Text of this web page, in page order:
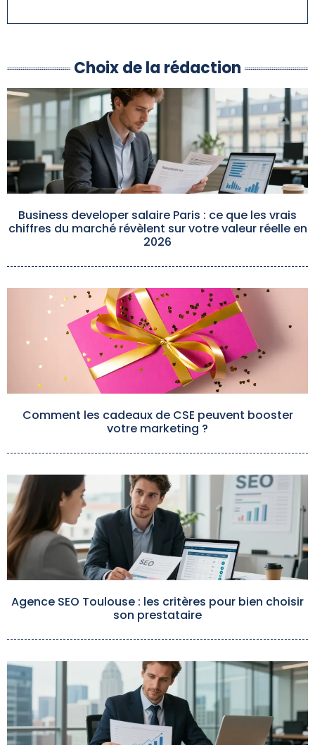
Choix de la rédaction
Business developer salaire Paris : ce que les vrais
chiffres du marché révèlent sur votre valeur réelle en
2026
Comment les cadeaux de CSE peuvent booster
votre marketing ?
Agence SEO Toulouse : les critères pour bien choisir
son prestataire